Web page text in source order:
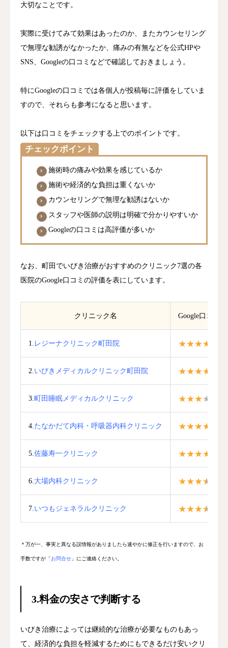
大切なことです。
実際に受けてみて効果はあったのか、またカウンセリング
で無理な勧誘がなかったか、痛みの有無などを公式HPや
SNS、Googleの口コミなどで確認しておきましょう。
特にGoogleの口コミでは各個人が投稿毎に評価をしていま
すので、それらも参考になると思います。
以下は口コミをチェックする上でのポイントです。
チェックポイント
施術時の痛みや効果を感じているか
施術や経済的な負担は重くないか
カウンセリングで無理な勧誘はないか
スタッフや医師の説明は明確で分かりやすいか
Googleの口コミは高評価が多いか
なお、町田でいびき治療がおすすめのクリニック7選の各
医院のGoogle口コミの評価を表にしています。
クリニック名 Google口コミ
1. レジーナクリニック町田院
2. いびきメディカルクリニック町田院
3. 町田睡眠メディカルクリニック
4. たなかだて内科・呼吸器内科クリニック
5. 佐藤寿一クリニック
6. 大場内科クリニック
7. いつもジェネラルクリニック
＊万が一、事実と異なる誤情報がありましたら速やかに修正を行いますので、お
手数ですが「お問合せ 」にご連絡ください。
3.料金の安さで判断する
いびき治療によっては継続的な治療が必要なものもあっ
て、経済的な負担を軽減するためにもできるだけ安いクリ